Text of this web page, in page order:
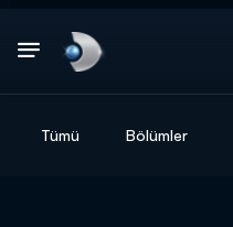
Tümü Bölümler